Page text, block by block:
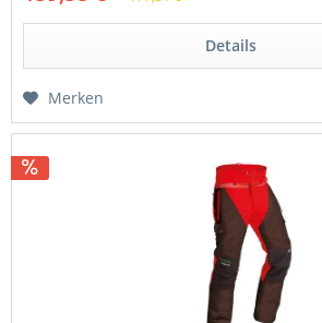
Details
Merken